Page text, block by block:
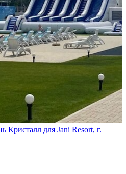
Кристалл для Jani Resort, г.